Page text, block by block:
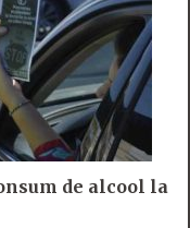
de alcool la